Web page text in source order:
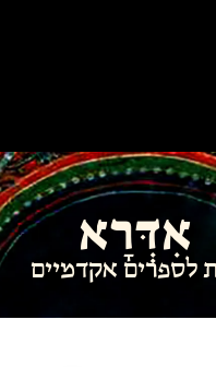
אִדְּרָא
לספרים אקדמיים